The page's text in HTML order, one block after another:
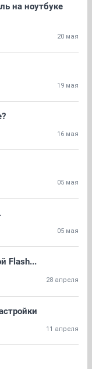
на ноутбуке
20 мая
19 мая
16 мая
05 мая
05 мая
Flash...
28 апреля
11 апреля